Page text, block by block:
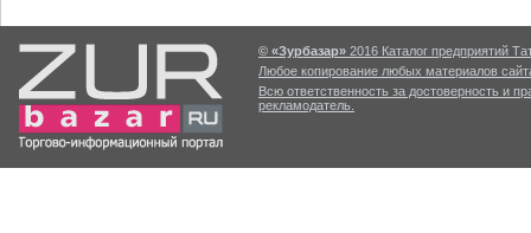
© «Зурбазар» 2016 Каталог предприятий
Любое копирование любых материалов
Всю ответственность за достоверность и
рекламодатель.